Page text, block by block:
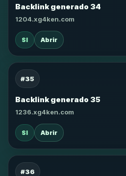
Backlink generado 34
1204.xg4ken.com
SI Abrir
#35
Backlink generado 35
1236.xg4ken.com
SI Abrir
#36